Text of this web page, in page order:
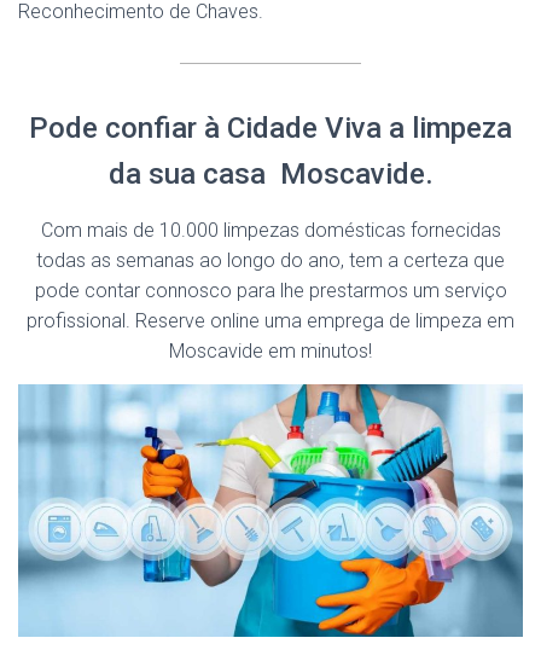
Reconhecimento de Chaves.
Pode confiar à Cidade Viva a limpeza
da sua casa Moscavide.
Com mais de 10.000 limpezas domésticas fornecidas
todas as semanas ao longo do ano, tem a certeza que
pode contar connosco para lhe prestarmos um serviço
profissional. Reserve online uma emprega de limpeza em
Moscavide em minutos!